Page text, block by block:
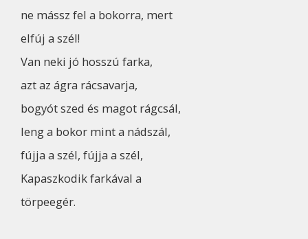
ne mássz fel a bokorra, mert
elfúj a szél!
Van neki jó hosszú farka,
azt az ágra rácsavarja,
bogyót szed és magot rágcsál,
leng a bokor mint a nádszál,
fújja a szél, fújja a szél,
Kapaszkodik farkával a
törpeegér.